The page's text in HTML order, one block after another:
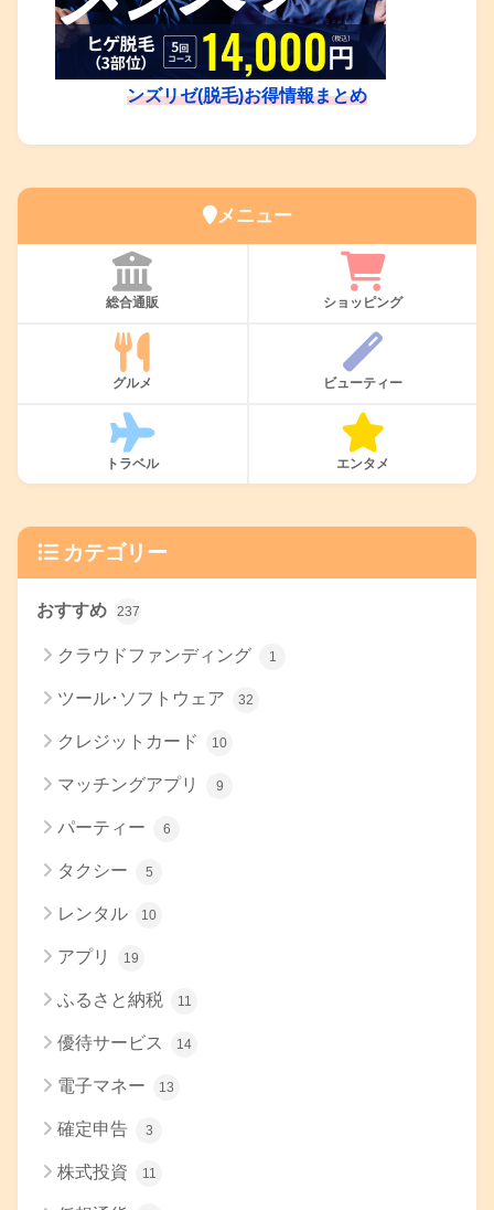
ンズリゼ(脱毛)お得情報まとめ
メニュー
総合通販 ショッピング
グルメ ビューティー
トラベル エンタメ
カテゴリー
おすすめ 237
クラウドファンディング 1
ツール･ソフトウェア 32
クレジットカード 10
マッチングアプリ 9
パーティー 6
タクシー 5
レンタル 10
アプリ 19
ふるさと納税 11
優待サービス 14
電子マネー 13
確定申告 3
株式投資 11